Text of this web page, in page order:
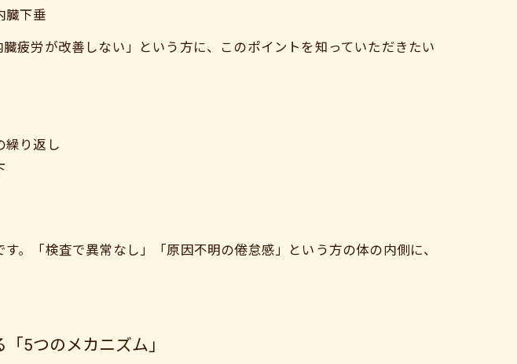
臓下垂
疲労が改善しない」という方に、このポイントを知っていただきたい
繰り返し
。「検査で異常なし」「原因不明の倦怠感」という方の体の内側に、
5つのメカニズム」